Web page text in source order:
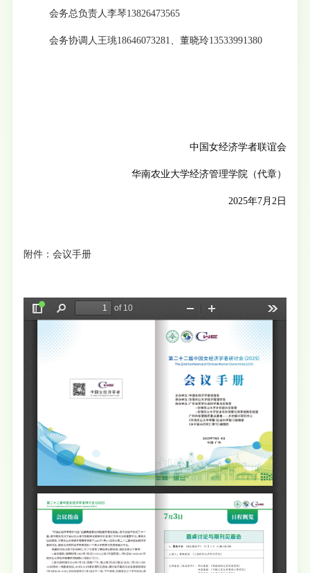
会务总负责人李琴13826473565
会务协调人王珧18646073281、董晓玲13533991380
中国女经济学者联谊会
华南农业大学经济管理学院（代章）
2025年7月2日
附件：会议手册